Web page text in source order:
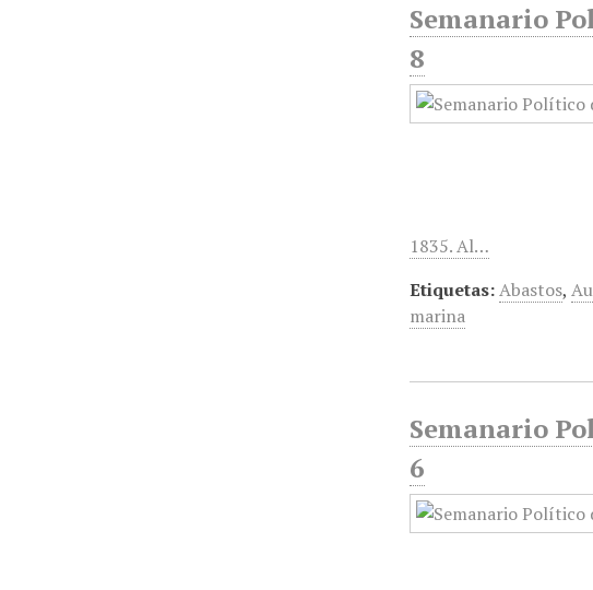
Semanario
8
1835. Al…
Etiquetas:Abastos,
marina
Semanario
6